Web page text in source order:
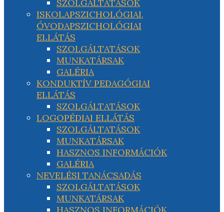
SZOLGÁLTATÁSOK
ISKOLAPSZICHOLÓGIAI,
ÓVODAPSZICHOLÓGIAI
ELLÁTÁS
SZOLGÁLTATÁSOK
MUNKATÁRSAK
GALÉRIA
KONDUKTÍV PEDAGÓGIAI
ELLÁTÁS
SZOLGÁLTATÁSOK
LOGOPÉDIAI ELLÁTÁS
SZOLGÁLTATÁSOK
MUNKATÁRSAK
HASZNOS INFORMÁCIÓK
GALÉRIA
NEVELÉSI TANÁCSADÁS
SZOLGÁLTATÁSOK
MUNKATÁRSAK
HASZNOS INFORMÁCIÓK